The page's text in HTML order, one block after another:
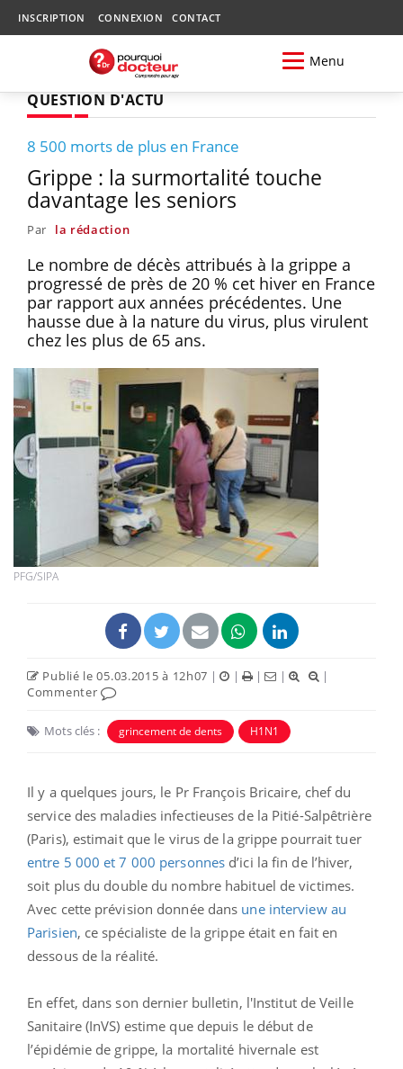
INSCRIPTION CONNEXION CONTACT
Menu
QUESTION D'ACTU
8 500 morts de plus en France
Grippe : la surmortalité touche
davantage les seniors
Par la rédaction
Le nombre de décès attribués à la grippe a
progressé de près de 20 % cet hiver en France
par rapport aux années précédentes. Une
hausse due à la nature du virus, plus virulent
chez les plus de 65 ans.
PFG/SIPA
Publié le 05.03.2015 à 12h07 | | | |
|
Commenter
Mots clés : grincement de dents H1N1
Il y a quelques jours, le Pr François Bricaire, chef du
service des maladies infectieuses de la Pitié-Salpêtrière
(Paris), estimait que le virus de la grippe pourrait tuer
entre 5 000 et 7 000 personnes d’ici la fin de l’hiver,
soit plus du double du nombre habituel de victimes.
Avec cette prévision donnée dans une interview au
Parisien, ce spécialiste de la grippe était en fait en
dessous de la réalité.
En effet, dans son dernier bulletin, l'Institut de Veille
Sanitaire (InVS) estime que depuis le début de
l’épidémie de grippe, la mortalité hivernale est